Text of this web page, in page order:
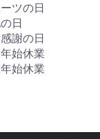
ツの日
日
謝の日
始休業
始休業